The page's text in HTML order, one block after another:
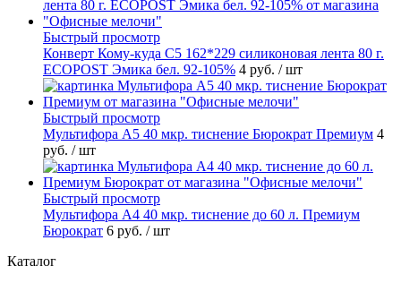
Быстрый просмотр
Конверт Кому-куда С5 162*229 силиконовая лента 80 г.
ECOPOST Эмика бел. 92-105% 4 руб. / шт
Быстрый просмотр
Мультифора А5 40 мкр. тиснение Бюрократ Премиум 4
руб. / шт
Быстрый просмотр
Мультифора А4 40 мкр. тиснение до 60 л. Премиум
Бюрократ 6 руб. / шт
Каталог